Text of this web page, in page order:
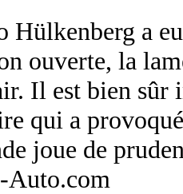
Hülkenberg a
ouverte, la
Il est bien sûr
qui a
joue de
Auto.com